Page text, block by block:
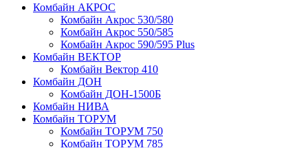
Комбайн АКРОС
Комбайн Акрос 530/580
Комбайн Акрос 550/585
Комбайн Акрос 590/595 Plus
Комбайн ВЕКТОР
Комбайн Вектор 410
Комбайн ДОН
Комбайн ДОН-1500Б
Комбайн НИВА
Комбайн ТОРУМ
Комбайн ТОРУМ 750
Комбайн ТОРУМ 785